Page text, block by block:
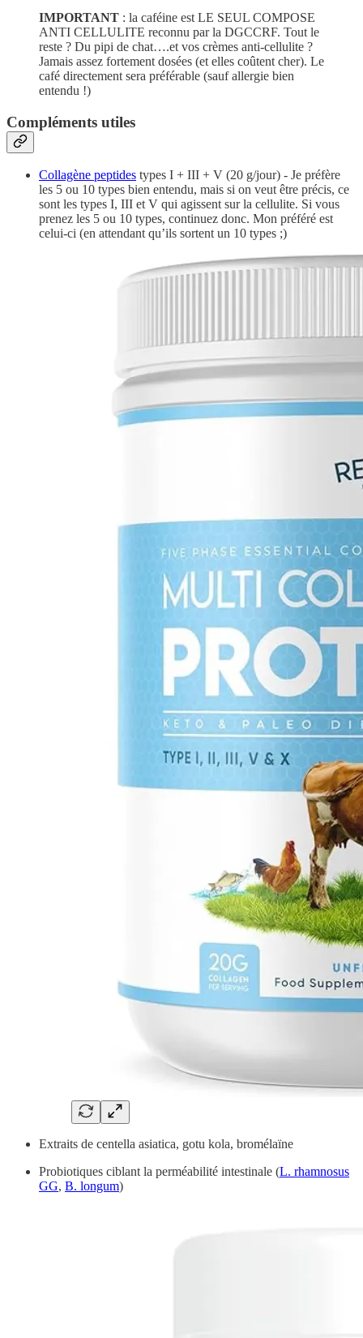
IMPORTANT : la caféine est LE SEUL COMPOSE
ANTI CELLULITE reconnu par la DGCCRF. Tout le
reste ? Du pipi de chat….et vos crèmes anti-cellulite ?
Jamais assez fortement dosées (et elles coûtent cher). Le
café directement sera préférable (sauf allergie bien
entendu !)
Compléments utiles
Collagène peptides types I + III + V (20 g/jour) - Je préfère
les 5 ou 10 types bien entendu, mais si on veut être précis, ce
sont les types I, III et V qui agissent sur la cellulite. Si vous
prenez les 5 ou 10 types, continuez donc. Mon préféré est
celui-ci (en attendant qu’ils sortent un 10 types ;)
Extraits de centella asiatica, gotu kola, bromélaïne
Probiotiques ciblant la perméabilité intestinale (L. rhamnosus
GG, B. longum)